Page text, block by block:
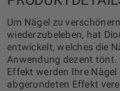
Um Nägel zu
wiederzubeleben, hat
entwickelt, welches die
Anwendung dezent tönt.
Effekt werden Ihre
abgerundeten Effekt